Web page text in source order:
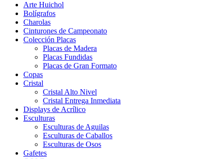
Arte Huichol
Bolígrafos
Charolas
Cinturones de Campeonato
Colección Placas
Placas de Madera
Placas Fundidas
Placas de Gran Formato
Copas
Cristal
Cristal Alto Nivel
Cristal Entrega Inmediata
Displays de Acrílico
Esculturas
Esculturas de Aguilas
Esculturas de Caballos
Esculturas de Osos
Gafetes